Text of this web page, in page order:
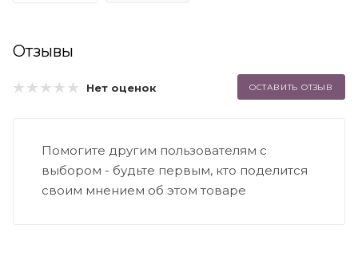
Отзывы
Нет оценок ОСТАВИТЬ ОТЗЫВ
Помогите другим пользователям с
выбором - будьте первым, кто поделится
своим мнением об этом товаре